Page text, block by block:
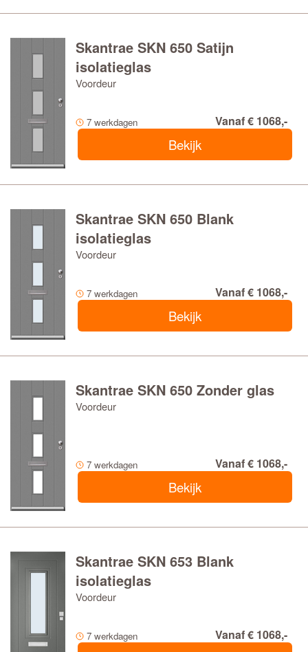
Skantrae SKN 650 Satijn
isolatieglas
Voordeur
7 werkdagen Vanaf € 1068,-
Bekijk
Skantrae SKN 650 Blank
isolatieglas
Voordeur
7 werkdagen Vanaf € 1068,-
Bekijk
Skantrae SKN 650 Zonder glas
Voordeur
7 werkdagen Vanaf € 1068,-
Bekijk
Skantrae SKN 653 Blank
isolatieglas
Voordeur
7 werkdagen Vanaf € 1068,-